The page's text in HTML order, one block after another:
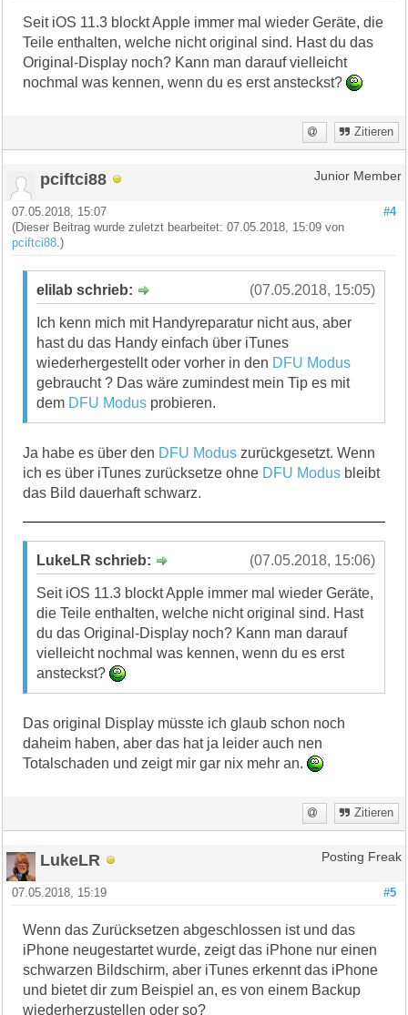
Seit iOS 11.3 blockt Apple immer mal wieder Geräte, die
Teile enthalten, welche nicht original sind. Hast du das
Original-Display noch? Kann man darauf vielleicht
nochmal was kennen, wenn du es erst ansteckst?
Zitieren
pciftci88 Junior Member
#4
07.05.2018, 15:07
(Dieser Beitrag wurde zuletzt bearbeitet: 07.05.2018, 15:09 von
pciftci88 .)
(07.05.2018, 15:05)
elilab schrieb:
Ich kenn mich mit Handyreparatur nicht aus, aber
hast du das Handy einfach über iTunes
wiederhergestellt oder vorher in den DFU Modus
gebraucht ? Das wäre zumindest mein Tip es mit
dem DFU Modus probieren.
Ja habe es über den DFU Modus zurückgesetzt. Wenn
ich es über iTunes zurücksetze ohne DFU Modus bleibt
das Bild dauerhaft schwarz.
(07.05.2018, 15:06)
LukeLR schrieb:
Seit iOS 11.3 blockt Apple immer mal wieder Geräte,
die Teile enthalten, welche nicht original sind. Hast
du das Original-Display noch? Kann man darauf
vielleicht nochmal was kennen, wenn du es erst
ansteckst?
Das original Display müsste ich glaub schon noch
daheim haben, aber das hat ja leider auch nen
Totalschaden und zeigt mir gar nix mehr an.
Zitieren
LukeLR Posting Freak
#5
07.05.2018, 15:19
Wenn das Zurücksetzen abgeschlossen ist und das
iPhone neugestartet wurde, zeigt das iPhone nur einen
schwarzen Bildschirm, aber iTunes erkennt das iPhone
und bietet dir zum Beispiel an, es von einem Backup
wiederherzustellen oder so?